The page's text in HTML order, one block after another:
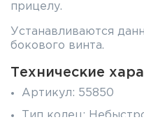
прицелу.
Устанавливаются
бокового винта.
Технические
Артикул: 55850
Тип колец: